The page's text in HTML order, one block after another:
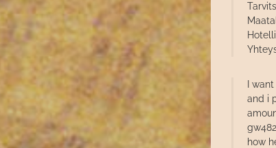
I
and i
how